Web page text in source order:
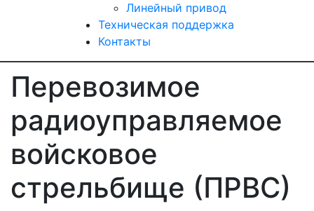
Линейный привод
Техническая поддержка
Контакты
Перевозимое
радиоуправляемое
войсковое
стрельбище (ПРВС)